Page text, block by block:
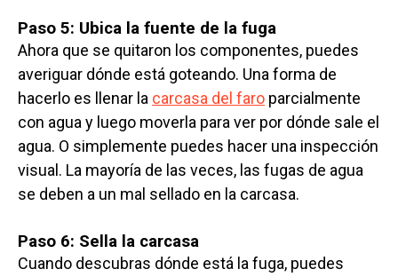
Paso 5: Ubica la fuente de la fuga
Ahora que se quitaron los componentes, puedes
averiguar dónde está goteando. Una forma de
hacerlo es llenar la carcasa del faro parcialmente
con agua y luego moverla para ver por dónde sale el
agua. O simplemente puedes hacer una inspección
visual. La mayoría de las veces, las fugas de agua
se deben a un mal sellado en la carcasa.
Paso 6: Sella la carcasa
Cuando descubras dónde está la fuga, puedes